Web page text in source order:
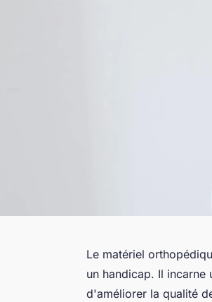
Le matériel
un handicap. Il
d'améliorer la qualité